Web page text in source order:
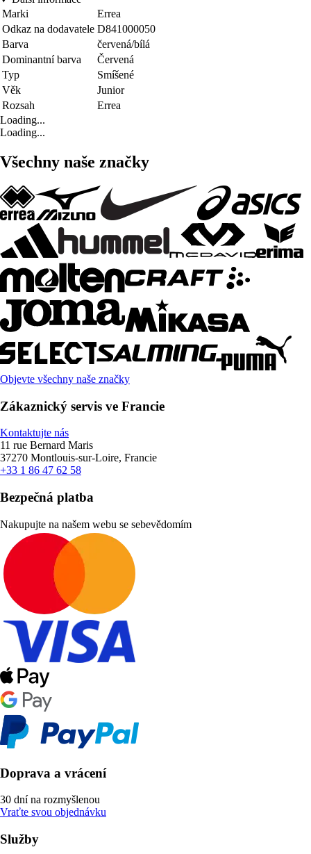
Marki
Errea
Odkaz na dodavatele D841000050
Barva
červená/bílá
Dominantní barva
Červená
Typ
Smíšené
Věk
Junior
Rozsah
Errea
Loading...
Loading...
Všechny naše značky
Objevte všechny naše značky
Zákaznický servis ve Francie
Kontaktujte nás
11 rue Bernard Maris
37270 Montlouis-sur-Loire, Francie
+33 1 86 47 62 58
Bezpečná platba
Nakupujte na našem webu se sebevědomím
Doprava a vrácení
30 dní na rozmyšlenou
Vraťte svou objednávku
Služby